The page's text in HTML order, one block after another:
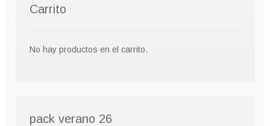
Carrito
No hay productos en el carrito.
pack verano 26